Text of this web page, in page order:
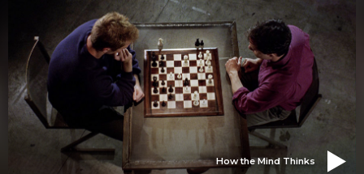
How the Mind Thinks